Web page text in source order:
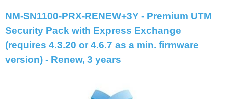
Corsi
ASSISTENZA
Newsletter
NM-SN1100-PRX-RENEW+3Y - Premium UTM
Security Pack with Express Exchange
(requires 4.3.20 or 4.6.7 as a min. firmware
version) - Renew, 3 years